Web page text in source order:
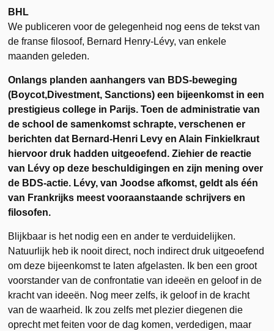
BHL
We publiceren voor de gelegenheid nog eens de tekst van
de franse filosoof, Bernard Henry-Lévy, van enkele
maanden geleden.
Onlangs planden aanhangers van BDS-beweging
(Boycot,Divestment, Sanctions) een bijeenkomst in een
prestigieus college in Parijs. Toen de administratie van
de school de samenkomst schrapte, verschenen er
berichten dat Bernard-Henri Levy en Alain Finkielkraut
hiervoor druk hadden uitgeoefend. Ziehier de reactie
van Lévy op deze beschuldigingen en zijn mening over
de BDS-actie. Lévy, van Joodse afkomst, geldt als één
van Frankrijks meest vooraanstaande schrijvers en
filosofen.
Blijkbaar is het nodig een en ander te verduidelijken.
Natuurlijk heb ik nooit direct, noch indirect druk uitgeoefend
om deze bijeenkomst te laten afgelasten. Ik ben een groot
voorstander van de confrontatie van ideeën en geloof in de
kracht van ideeën. Nog meer zelfs, ik geloof in de kracht
van de waarheid. Ik zou zelfs met plezier diegenen die
oprecht met feiten voor de dag komen, verdedigen, maar